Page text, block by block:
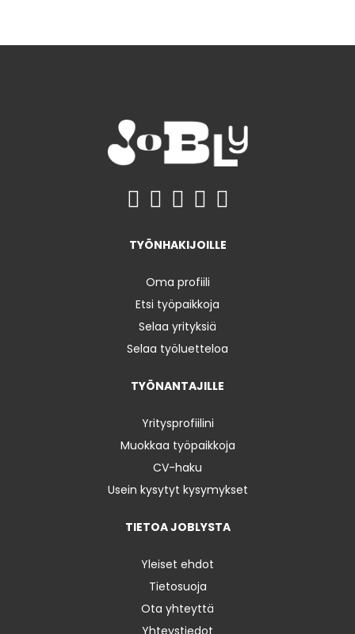
TYÖNHAKIJOILLE
Oma profiili
Etsi työpaikkoja
Selaa yrityksiä
Selaa työluetteloa
TYÖNANTAJILLE
Yritysprofiilini
Muokkaa työpaikkoja
CV-haku
Usein kysytyt kysymykset
TIETOA JOBLYSTA
Yleiset ehdot
Tietosuoja
Ota yhteyttä